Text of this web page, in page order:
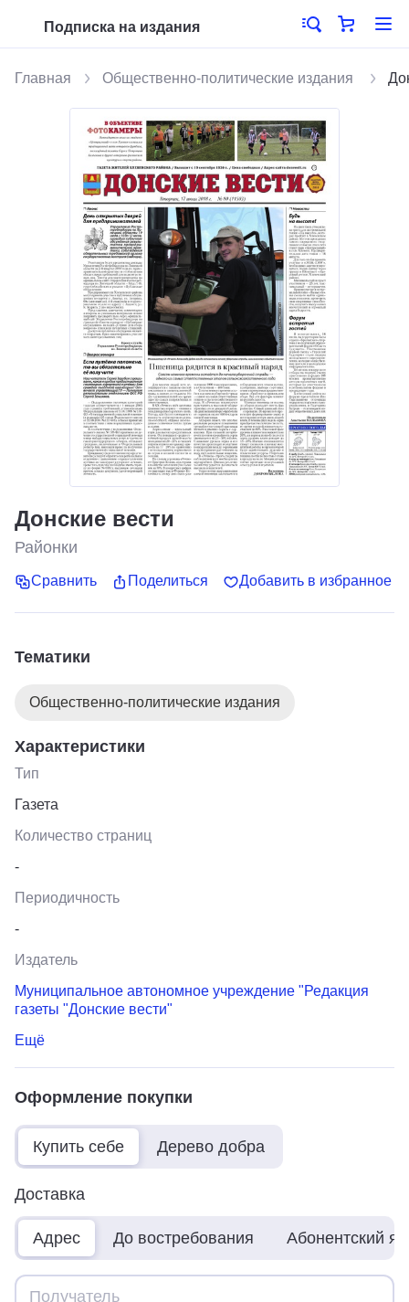
Подписка на издания
Главная Общественно-политические издания
Донские вести
Районки
Сравнить Поделиться Добавить в избранное
Тематики
Общественно-политические издания
Характеристики
Тип
Газета
Количество страниц
-
Периодичность
-
Издатель
Муниципальное автономное учреждение "Редакция
газеты "Донские вести"
Ещё
Оформление покупки
Купить себе Дерево добра
Доставка
Адрес До востребования Абонентский